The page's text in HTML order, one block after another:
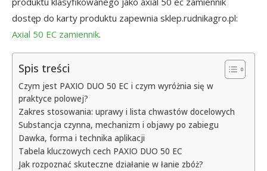
dostęp do karty produktu zapewnia sklep.rudnikagro.pl:
Axial 50 EC zamiennik.
Spis treści
Czym jest PAXIO DUO 50 EC i czym wyróżnia się w
praktyce polowej?
Zakres stosowania: uprawy i lista chwastów docelowych
Substancja czynna, mechanizm i objawy po zabiegu
Dawka, forma i technika aplikacji
Tabela kluczowych cech PAXIO DUO 50 EC
Jak rozpoznać skuteczne działanie w łanie zbóż?